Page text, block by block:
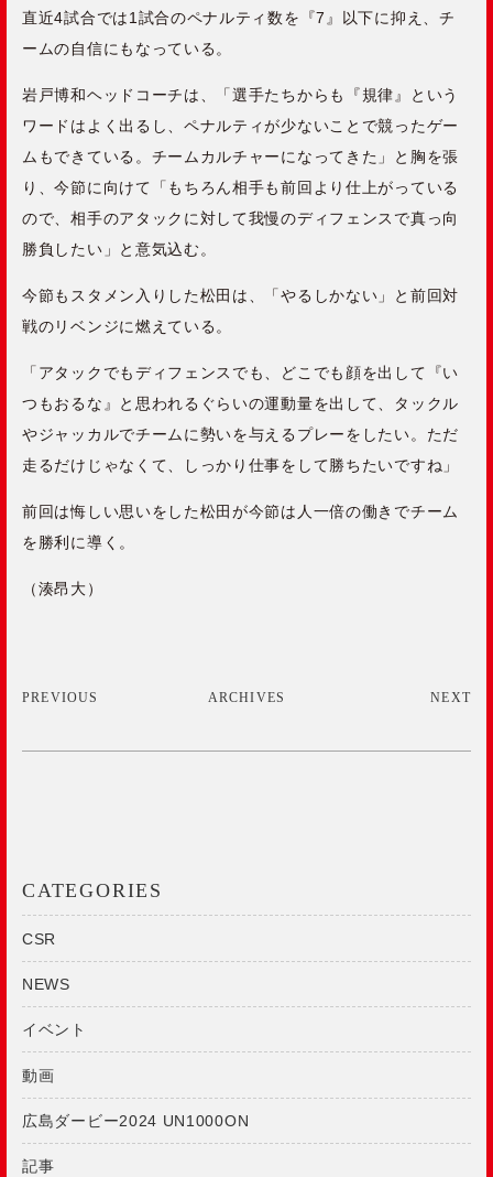
直近4試合では1試合のペナルティ数を『7』以下に抑え、チ
ームの自信にもなっている。
岩戸博和ヘッドコーチは、「選手たちからも『規律』という
ワードはよく出るし、ペナルティが少ないことで競ったゲー
ムもできている。チームカルチャーになってきた」と胸を張
り、今節に向けて「もちろん相手も前回より仕上がっている
ので、相手のアタックに対して我慢のディフェンスで真っ向
勝負したい」と意気込む。
今節もスタメン入りした松田は、「やるしかない」と前回対
戦のリベンジに燃えている。
「アタックでもディフェンスでも、どこでも顔を出して『い
つもおるな』と思われるぐらいの運動量を出して、タックル
やジャッカルでチームに勢いを与えるプレーをしたい。ただ
走るだけじゃなくて、しっかり仕事をして勝ちたいですね」
前回は悔しい思いをした松田が今節は人一倍の働きでチーム
を勝利に導く。
（湊昂大）
PREVIOUS ARCHIVES NEXT
CATEGORIES
CSR
NEWS
イベント
動画
広島ダービー2024 UN1000ON
記事